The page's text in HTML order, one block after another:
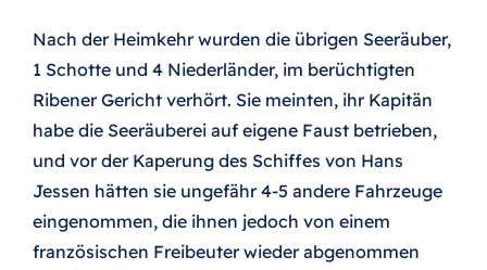
Nach der Heimkehr wurden die übrigen Seeräuber,
1 Schotte und 4 Niederländer, im berüchtigten
Ribener Gericht verhört. Sie meinten, ihr Kapitän
habe die Seeräuberei auf eigene Faust betrieben,
und vor der Kaperung des Schiffes von Hans
Jessen hätten sie ungefähr 4-5 andere Fahrzeuge
eingenommen, die ihnen jedoch von einem
französischen Freibeuter wieder abgenommen